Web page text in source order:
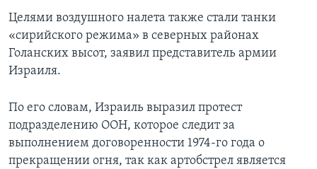
Целями воздушного налета также стали танки
«сирийского режима» в северных районах
Голанских высот, заявил представитель армии
Израиля.
По его словам, Израиль выразил протест
подразделению ООН, которое следит за
выполнением договоренности 1974-го года о
прекращении огня, так как артобстрел является